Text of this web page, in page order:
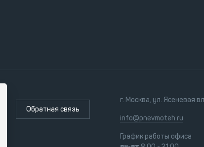
Обратная связь
г. Москва, ул. Ясеневая
info@pnevmoteh.ru
График работы офиса